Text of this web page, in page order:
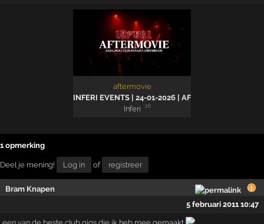
aftermovie
INFERI EVENTS | 24-01-2026 | AFTERMOVIE
Inferi
'26
1 opmerking
Deel je mening! Log in of registreer
Bram Knapen
5 februari 2011 10:47